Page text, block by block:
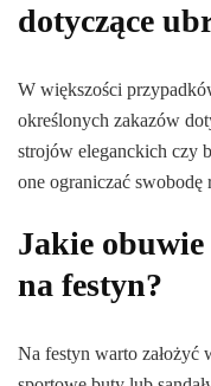
dotyczące
W większości
określonych zakazów
strojów eleganckich czy
one ograniczać swobodę
Jakie
na festyn?
Na festyn warto założyć